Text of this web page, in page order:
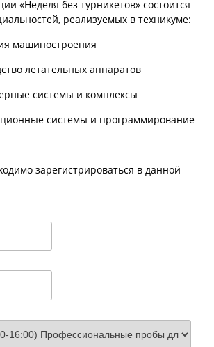
«Неделя без турникетов» состоится
реализуемых в техникуме:
машиностроения
летательных аппаратов
системы и комплексы
системы и программирование
зарегистрироваться в данной